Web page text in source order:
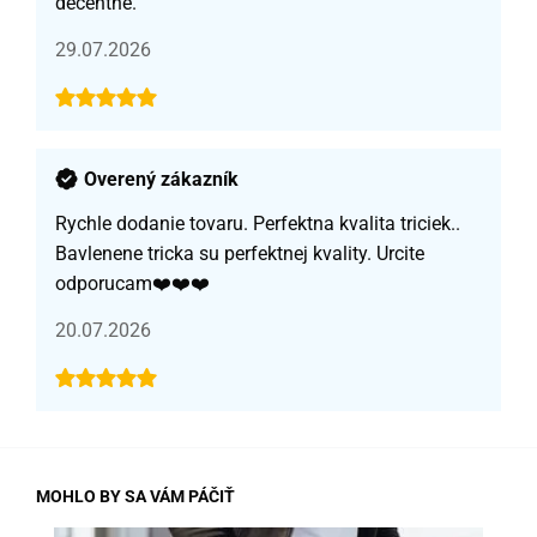
29.07.2026
Overený zákazník
Rychle dodanie tovaru. Perfektna kvalita triciek..
Bavlenene tricka su perfektnej kvality. Urcite
odporucam❤️❤️❤️
20.07.2026
MOHLO BY SA VÁM PÁČIŤ